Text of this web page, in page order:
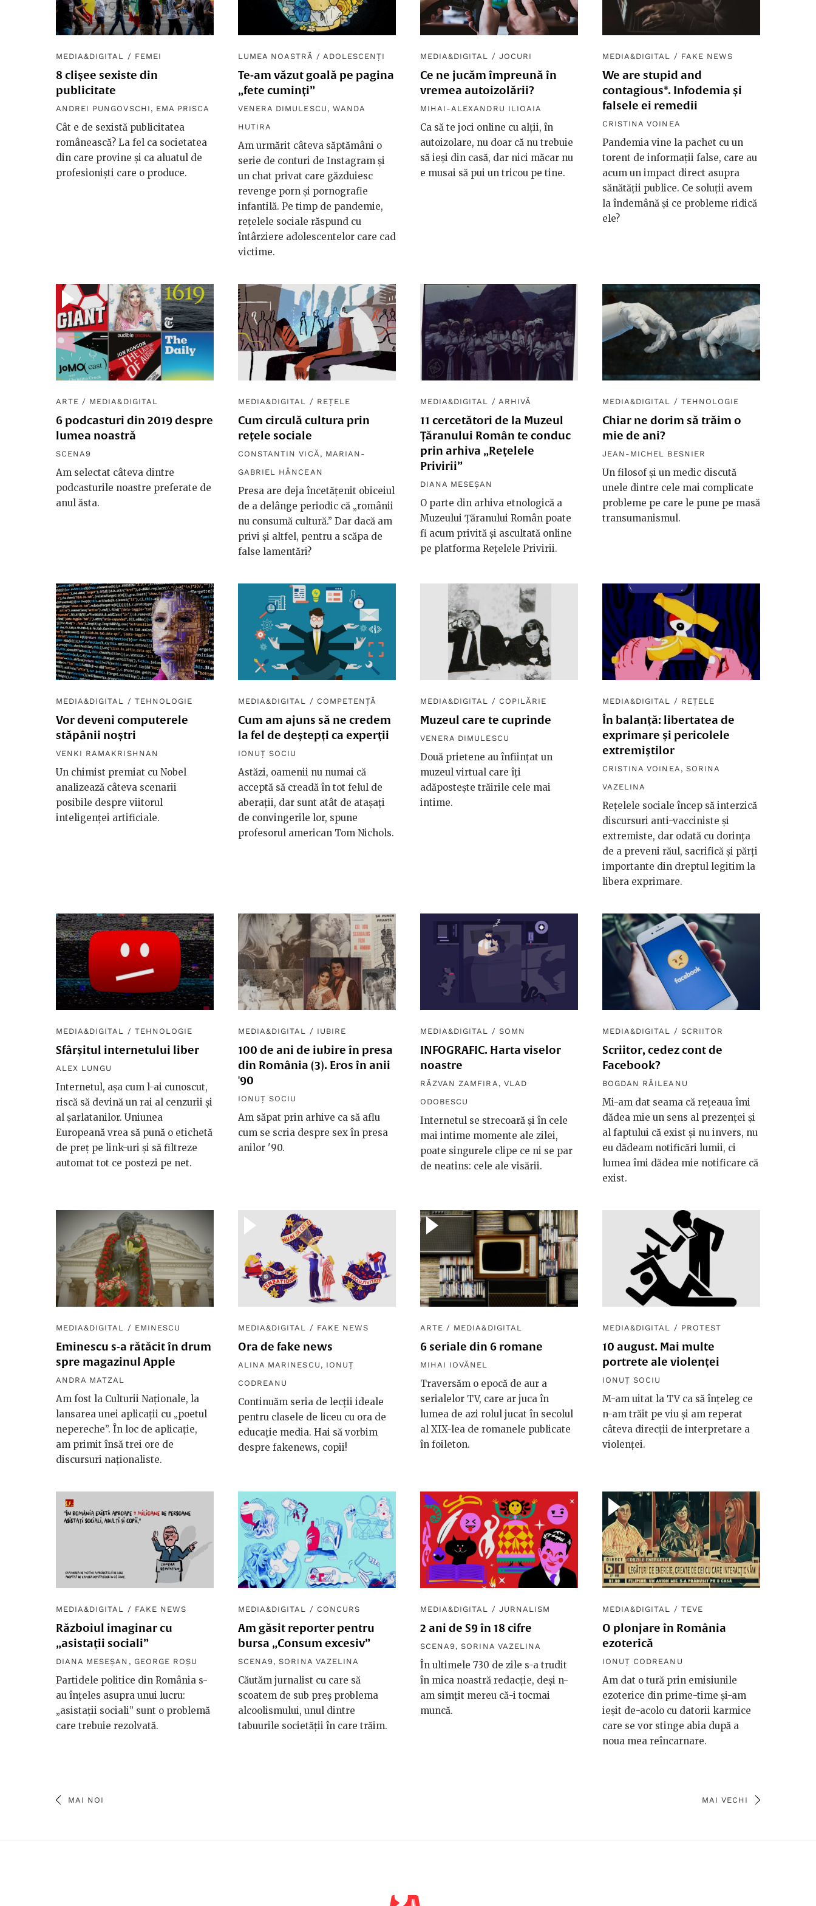
MEDIA&DIGITAL / FEMEI
8 clișee sexiste din
publicitate
ANDREI PUNGOVSCHI , EMA PRISCA
Cât e de sexistă publicitatea
românească? La fel ca societatea
din care provine și ca aluatul de
profesioniști care o produce.
LUMEA NOASTRĂ / ADOLESCENȚI
Te-am văzut goală pe pagina
„fete cuminți”
VENERA DIMULESCU , WANDA
HUTIRA
Am urmărit câteva săptămâni o
serie de conturi de Instagram și
un chat privat care găzduiesc
revenge porn și pornografie
infantilă. Pe timp de pandemie,
rețelele sociale răspund cu
întârziere adolescentelor care cad
victime.
MEDIA&DIGITAL / JOCURI
Ce ne jucăm împreună în
vremea autoizolării?
MIHAI-ALEXANDRU ILIOAIA
Ca să te joci online cu alții, în
autoizolare, nu doar că nu trebuie
să ieși din casă, dar nici măcar nu
e musai să pui un tricou pe tine.
MEDIA&DIGITAL / FAKE NEWS
We are stupid and
contagious*. Infodemia și
falsele ei remedii
CRISTINA VOINEA
Pandemia vine la pachet cu un
torent de informații false, care au
acum un impact direct asupra
sănătății publice. Ce soluții avem
la îndemână și ce probleme ridică
ele?
ARTE / MEDIA&DIGITAL
6 podcasturi din 2019 despre
lumea noastră
SCENA9
Am selectat câteva dintre
podcasturile noastre preferate de
anul ăsta.
MEDIA&DIGITAL / REȚELE
Cum circulă cultura prin
rețele sociale
CONSTANTIN VICĂ , MARIAN-
GABRIEL HÂNCEAN
Presa are deja încetățenit obiceiul
de a delânge periodic că „românii
nu consumă cultură.” Dar dacă am
privi și altfel, pentru a scăpa de
false lamentări?
MEDIA&DIGITAL / ARHIVĂ
11 cercetători de la Muzeul
Țăranului Român te conduc
prin arhiva „Rețelele
Privirii”
DIANA MESEȘAN
O parte din arhiva etnologică a
Muzeului Țăranului Român poate
fi acum privită și ascultată online
pe platforma Rețelele Privirii.
MEDIA&DIGITAL / TEHNOLOGIE
Chiar ne dorim să trăim o
mie de ani?
JEAN-MICHEL BESNIER
Un filosof și un medic discută
unele dintre cele mai complicate
probleme pe care le pune pe masă
transumanismul.
MEDIA&DIGITAL / TEHNOLOGIE
Vor deveni computerele
stăpânii noștri
VENKI RAMAKRISHNAN
Un chimist premiat cu Nobel
analizează câteva scenarii
posibile despre viitorul
inteligenței artificiale.
MEDIA&DIGITAL / COMPETENȚĂ
Cum am ajuns să ne credem
la fel de deștepți ca experții
IONUȚ SOCIU
Astăzi, oamenii nu numai că
acceptă să creadă în tot felul de
aberații, dar sunt atât de atașați
de convingerile lor, spune
profesorul american Tom Nichols.
MEDIA&DIGITAL / COPILĂRIE
Muzeul care te cuprinde
VENERA DIMULESCU
Două prietene au înființat un
muzeul virtual care îți
adăpostește trăirile cele mai
intime.
MEDIA&DIGITAL / REȚELE
În balanță: libertatea de
exprimare și pericolele
extremiștilor
CRISTINA VOINEA , SORINA
VAZELINA
Rețelele sociale încep să interzică
discursuri anti-vacciniste și
extremiste, dar odată cu dorința
de a preveni răul, sacrifică și părți
importante din dreptul legitim la
libera exprimare.
MEDIA&DIGITAL / TEHNOLOGIE
Sfârșitul internetului liber
ALEX LUNGU
Internetul, așa cum l-ai cunoscut,
riscă să devină un rai al cenzurii și
al șarlatanilor. Uniunea
Europeană vrea să pună o etichetă
de preț pe link-uri și să filtreze
automat tot ce postezi pe net.
MEDIA&DIGITAL / IUBIRE
100 de ani de iubire în presa
din România (3). Eros în anii
'90
IONUȚ SOCIU
Am săpat prin arhive ca să aflu
cum se scria despre sex în presa
anilor '90.
MEDIA&DIGITAL / SOMN
INFOGRAFIC. Harta viselor
noastre
RĂZVAN ZAMFIRA , VLAD
ODOBESCU
Internetul se strecoară și în cele
mai intime momente ale zilei,
poate singurele clipe ce ni se par
de neatins: cele ale visării.
MEDIA&DIGITAL / SCRIITOR
Scriitor, cedez cont de
Facebook?
BOGDAN RĂILEANU
Mi-am dat seama că rețeaua îmi
dădea mie un sens al prezenței și
al faptului că exist și nu invers, nu
eu dădeam notificări lumii, ci
lumea îmi dădea mie notificare că
exist.
MEDIA&DIGITAL / EMINESCU
Eminescu s-a rătăcit în drum
spre magazinul Apple
ANDRA MATZAL
Am fost la Culturii Naționale, la
lansarea unei aplicații cu „poetul
nepereche”. În loc de aplicație,
am primit însă trei ore de
discursuri naționaliste.
MEDIA&DIGITAL / FAKE NEWS
Ora de fake news
ALINA MARINESCU , IONUŢ
CODREANU
Continuăm seria de lecții ideale
pentru clasele de liceu cu ora de
educație media. Hai să vorbim
despre fakenews, copii!
ARTE / MEDIA&DIGITAL
6 seriale din 6 romane
MIHAI IOVĂNEL
Traversăm o epocă de aur a
serialelor TV, care ar juca în
lumea de azi rolul jucat în secolul
al XIX-lea de romanele publicate
în foileton.
MEDIA&DIGITAL / PROTEST
10 august. Mai multe
portrete ale violenței
IONUȚ SOCIU
M-am uitat la TV ca să înțeleg ce
n-am trăit pe viu și am reperat
câteva direcții de interpretare a
violenței.
MEDIA&DIGITAL / FAKE NEWS
Războiul imaginar cu
„asistații sociali”
DIANA MESEȘAN , GEORGE ROȘU
Partidele politice din România s-
au înțeles asupra unui lucru:
„asistații sociali” sunt o problemă
care trebuie rezolvată.
MEDIA&DIGITAL / CONCURS
Am găsit reporter pentru
bursa „Consum excesiv”
SCENA9,SORINA VAZELINA
Căutăm jurnalist cu care să
scoatem de sub preș problema
alcoolismului, unul dintre
tabuurile societății în care trăim.
MEDIA&DIGITAL / JURNALISM
2 ani de S9 în 18 cifre
SCENA9,SORINA VAZELINA
În ultimele 730 de zile s-a trudit
în mica noastră redacție, deși n-
am simțit mereu că-i tocmai
muncă.
MEDIA&DIGITAL / TEVE
O plonjare în România
ezoterică
IONUŢ CODREANU
Am dat o tură prin emisiunile
ezoterice din prime-time și-am
ieșit de-acolo cu datorii karmice
care se vor stinge abia după a
noua mea reîncarnare.
MAI NOI MAI VECHI